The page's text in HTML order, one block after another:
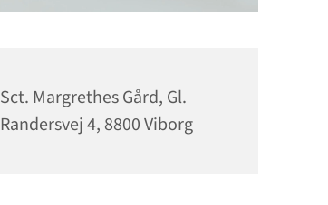
Sct. Margrethes Gård, Gl.
Randersvej 4, 8800 Viborg